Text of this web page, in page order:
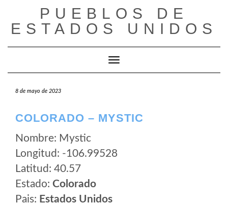
contenido
PUEBLOS DE
ESTADOS UNIDOS
Cambiar modo de navegación
8 de mayo de 2023
COLORADO – MYSTIC
Nombre: Mystic
Longitud: -106.99528
Latitud: 40.57
Estado: Colorado
Pais: Estados Unidos